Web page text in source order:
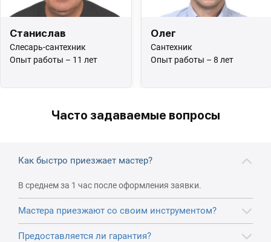
Станислав
Слесарь-сантехник
Опыт работы – 11 лет
Олег
Сантехник
Опыт работы – 8 лет
Часто задаваемые вопросы
Как быстро приезжает мастер?
В среднем за 1 час после оформления заявки.
Мастера приезжают со своим инструментом?
Предоставляется ли гарантия?